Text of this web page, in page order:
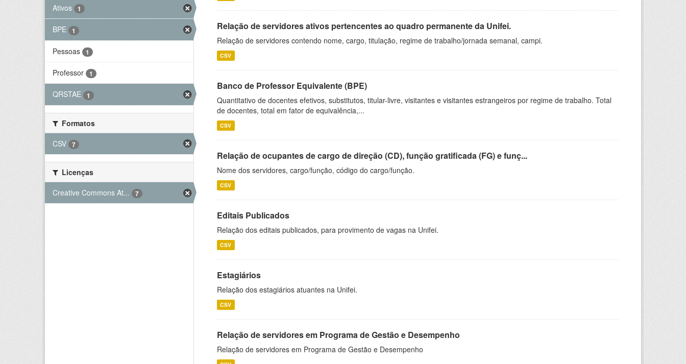
Ativos 1
BPE 1
Pessoas 1
Professor 1
QRSTAE 1
Formatos
CSV
7
Licenças
Creative Commons At...
7
Relação de servidores ativos pertencentes ao quadro permanente da Unifei.
Relação de servidores contendo nome, cargo, titulação, regime de trabalho/jornada semanal, campi.
CSV
Banco de Professor Equivalente (BPE)
Quantitativo de docentes efetivos, substitutos, titular-livre, visitantes e visitantes estrangeiros por regime de trabalho. Total
de docentes, total em fator de equivalência,...
CSV
Relação de ocupantes de cargo de direção (CD), função gratificada (FG) e funç...
Nome dos servidores, cargo/função, código do cargo/função.
CSV
Editais Publicados
Relação dos editais publicados, para provimento de vagas na Unifei.
CSV
Estagiários
Relação dos estagiários atuantes na Unifei.
CSV
Relação de servidores em Programa de Gestão e Desempenho
Relação de servidores em Programa de Gestão e Desempenho